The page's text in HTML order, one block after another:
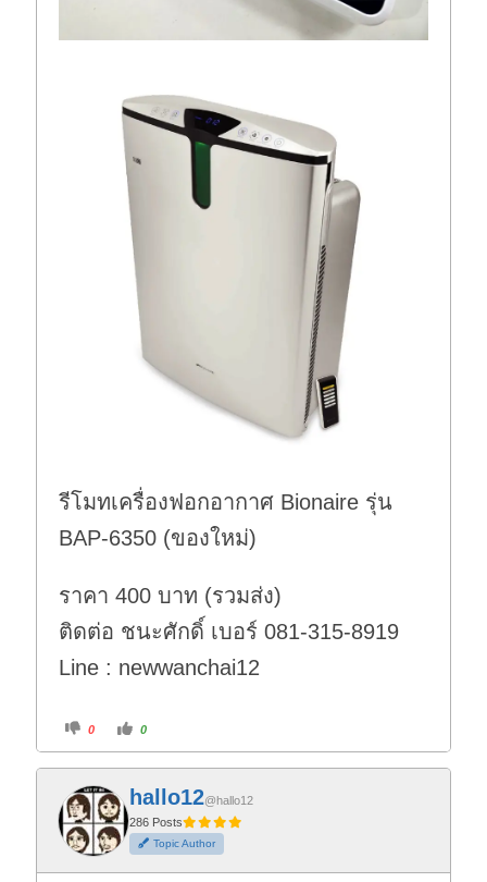
รีโมทเครื่องฟอกอากาศ Bionaire รุ่น
BAP-6350 (ของใหม่)
ราคา 400 บาท (รวมส่ง)
ติดต่อ ชนะศักดิ์ เบอร์ 081-315-8919
Line : newwanchai12
C
i
f
o
r
t
h
u
m
0
C
i
o
t
h
u
m
0
hallo12@hallo12
286 Posts
Topic Author